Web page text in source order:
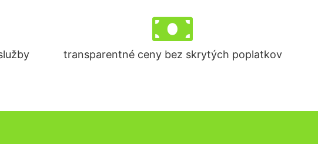
transparentné ceny bez skrytých poplatkov